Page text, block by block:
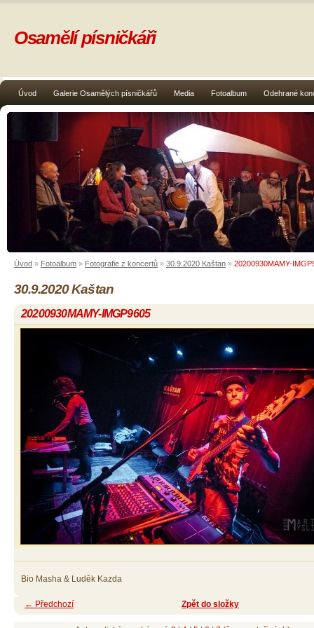
Úvod Galerie Osamělých písničkářů Media Fotoalbum Odehrané
Osamělí písničkáři
Úvod » Fotoalbum » Fotografie z koncertů » 30.9.2020 Kaštan » 20200930MAMY-
30.9.2020 Kaštan
20200930MAMY-IMGP9605
Bio Masha & Luděk Kazda
← Předchozí Zpět do složky